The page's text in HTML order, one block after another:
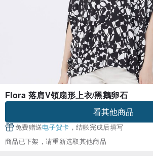
Flora 落肩V領扇形上衣/黑鵝卵石
看其他商品
免费赠送电子贺卡 ，结帐完成后填写
商品已下架，请重新选取其他商品